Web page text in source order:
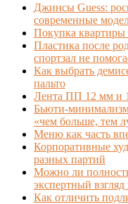
Джинсы Guess:
современные
Покупка квартиры
Пластика после
спортзал не
Как выбрать
пальто
Лента ПП 12 мм и
Бьюти-
«чем больше, тем
Меню как часть
Корпоративные
разных партий
Можно ли
экспертный
Как отличить